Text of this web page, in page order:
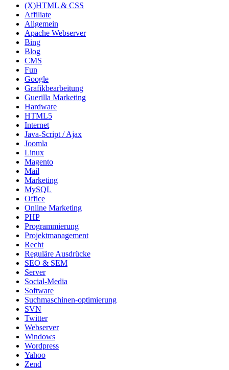
(X)HTML & CSS
Affiliate
Allgemein
Apache Webserver
Bing
Blog
CMS
Fun
Google
Grafikbearbeitung
Guerilla Marketing
Hardware
HTML5
Internet
Java-Script / Ajax
Joomla
Linux
Magento
Mail
Marketing
MySQL
Office
Online Marketing
PHP
Programmierung
Projektmanagement
Recht
Reguläre Ausdrücke
SEO & SEM
Server
Social-Media
Software
Suchmaschinen-optimierung
SVN
Twitter
Webserver
Windows
Wordpress
Yahoo
Zend